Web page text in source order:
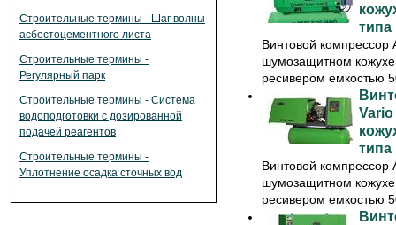
Строительные термины - Шаг волны
асбестоцементного листа
Строительные термины -
Регулярный парк
Строительные термины - Система
водоподготовки с дозированной
подачей реагентов
Строительные термины -
Уплотнение осадка сточных вод
типа
Винтовой компрессор
шумозащитном
ресивером емкостью
типа
Винтовой компрессор
шумозащитном
ресивером емкостью